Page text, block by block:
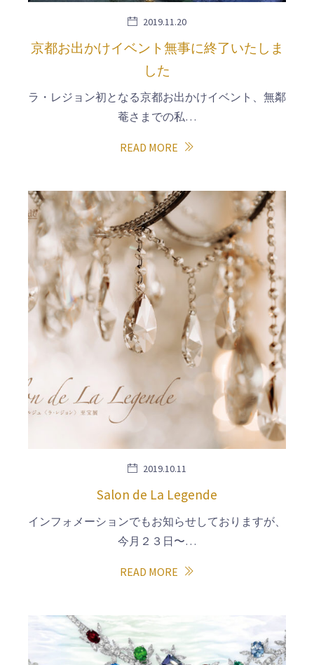
2019.11.20
京都お出かけイベント無事に終了いたしま
した
ラ・レジョン初となる京都お出かけイベント、無鄰
菴さまでの私…
READ MORE
2019.10.11
Salon de La Legende
インフォメーションでもお知らせしておりますが、
今月２３日〜…
READ MORE